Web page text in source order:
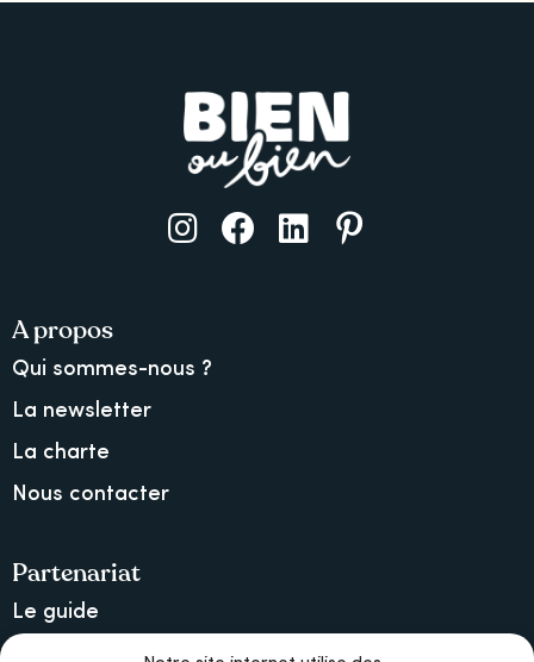
A propos
Qui sommes-nous ?
La newsletter
La charte
Nous contacter
Partenariat
Le guide
Lancer une collecte sur Ulule